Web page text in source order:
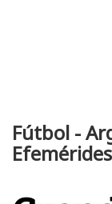
Fútbol -
Efemérides